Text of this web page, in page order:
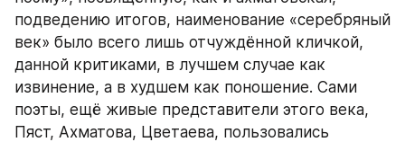
подведению итогов, наименование «серебряный
век» было всего лишь отчуждённой кличкой,
данной критиками, в лучшем случае как
извинение, а в худшем как поношение. Сами
поэты, ещё живые представители этого века,
Пяст, Ахматова, Цветаева, пользовались